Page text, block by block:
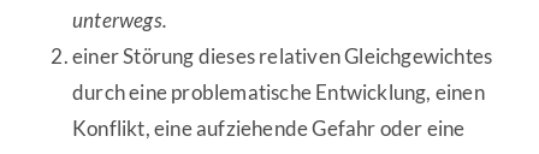
unterwegs.
einer Störung dieses relativen Gleichgewichtes
durch eine problematische Entwicklung, einen
Konflikt, eine aufziehende Gefahr oder eine